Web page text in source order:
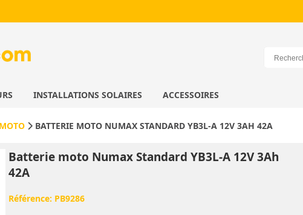
INSTALLATIONS SOLAIRES ACCESSOIRES
BATTERIE MOTO NUMAX STANDARD YB3L-A 12V 3AH 42A
Batterie moto Numax Standard YB3L-A 12V 3Ah
42A
Référence: PB9286